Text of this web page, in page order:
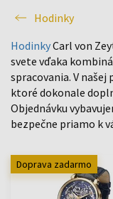
Hodinky
HodinkyCarl von
svete vďaka
spracovania. V našej
ktoré dokonale
Objednávku
bezpečne priamo k
Doprava zadarmo